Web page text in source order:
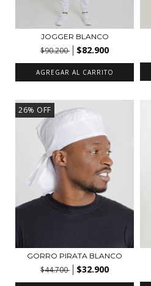
JOGGER BLANCO
$90.200 $82.900
AGREGAR AL CARRITO
26% OFF
GORRO PIRATA BLANCO
$44.700 $32.900